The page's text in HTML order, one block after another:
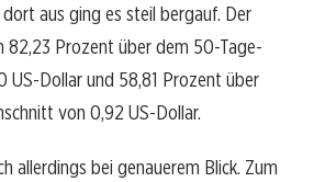
aus ging es steil bergauf. Der
82,23 Prozent über dem 50-Tage-
US-Dollar und 58,81 Prozent über
von 0,92 US-Dollar.
allerdings bei genauerem Blick. Zum